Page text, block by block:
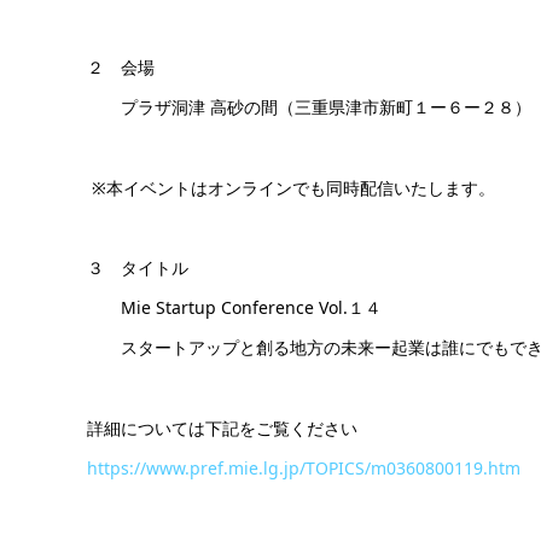
２ 会場
プラザ洞津 高砂の間（三重県津市新町１ー６ー２８
※本イベントはオンラインでも同時配信いたします。
３ タイトル
Mie Startup Conference Vol.１４
スタートアップと創る地方の未来ー起業は誰にでもで
詳細については下記をご覧ください
https://www.pref.mie.lg.jp/TOPICS/m0360800119.htm